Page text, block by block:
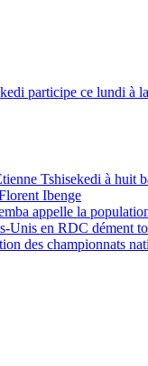
participe ce lundi à
Tshisekedi à huit
Ibenge
appelle la
Unis en RDC dément
des championnats